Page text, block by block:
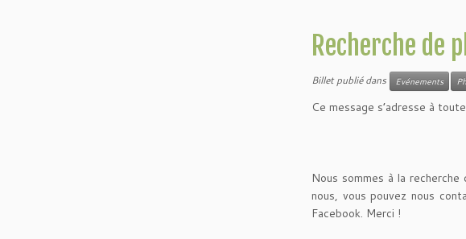
Recherche de
Billet publié dans Evénements
Ce message s’adresse à
Nous sommes à la
nous, vous pouvez nous
Facebook. Merci !